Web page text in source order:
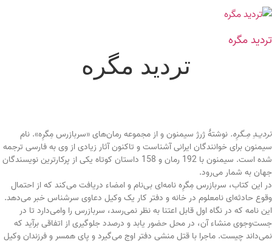
تردید مگره
تردید مگره
تردیـدِ مِـگرِه. نوشتۀ ژرژ سیمنون و از مجموعه رمان‌های «سربازرس مِگرِه». نام
سیمنون برای خوانندگان ایرانی آشناست و تاکنون آثار زیادی از وی به فارسی ترجمه
شده است. سیمنون با 192 رمان و 158 داستان کوتاه یکی از پرکارترین نویسندگان
جهان به شمار می‌رود.
در این کتاب، سربازرس مِگرِه نامه‌ای بی‌نام و ‌امضاء دریافت می‌کند که از احتمال
وقوع حادثه‌ای نامعلوم در خانه و دفتر کار یک وکیل دعاوی سرشناس خبر می‌دهد.
این نامه که در نگاه اول قابل اعتنا به نظر نمی‌رسد، سربازرس را وامی‌دارد تا در
جست‌وجوی منشاء آن، در محل حضور یابد و درصدد جلوگیری از اتفاقی برآید که
نمی‌داند چیست. ماجرا با قتل منشی دفتر اوج می‌گیرد و پای همسر و فرزندان وکیل